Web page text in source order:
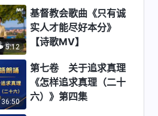
5:12
基督教会歌曲《只有诚
实人才能尽好本分》
【诗歌MV】
36:50
第七卷 关于追求真理
《怎样追求真理（二十
六）》第四集